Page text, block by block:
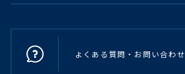
よくある質問・お問い合わせ